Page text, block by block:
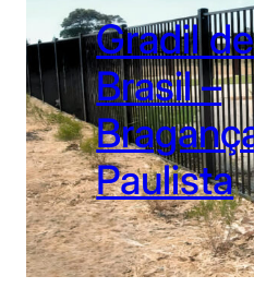
Gradil
Brasil –
Paulista